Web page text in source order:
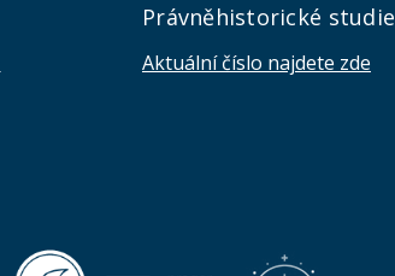
Právněhistorické studie
Aktuální číslo najdete zde